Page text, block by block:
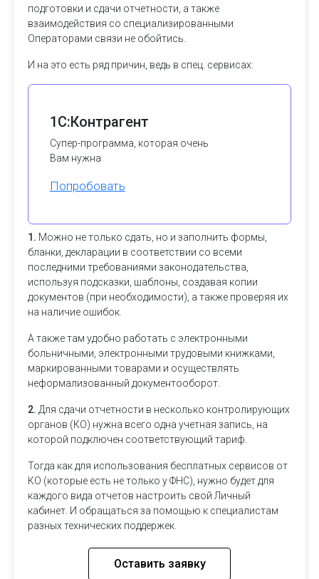
подготовки и сдачи отчетности, а также
взаимодействия со специализированными
Операторами связи не обойтись.
И на это есть ряд причин, ведь в спец. сервисах:
1C:Контрагент
Супер-программа, которая очень
Вам нужна
Попробовать
1. Можно не только сдать, но и заполнить формы,
бланки, декларации в соответствии со всеми
последними требованиями законодательства,
используя подсказки, шаблоны, создавая копии
документов (при необходимости), а также проверяя их
на наличие ошибок.
А также там удобно работать с электронными
больничными, электронными трудовыми книжками,
маркированными товарами и осуществлять
неформализованный документооборот.
2. Для сдачи отчетности в несколько контролирующих
органов (КО) нужна всего одна учетная запись, на
которой подключен соответствующий тариф.
Тогда как для использования бесплатных сервисов от
КО (которые есть не только у ФНС), нужно будет для
каждого вида отчетов настроить свой Личный
кабинет. И обращаться за помощью к специалистам
разных технических поддержек.
Оставить заявку